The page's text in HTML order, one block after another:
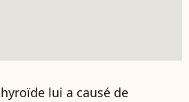
lui a causé de